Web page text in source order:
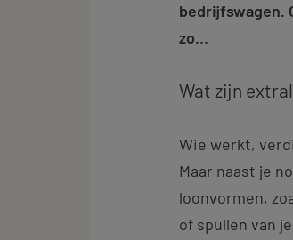
bedrijfswagen.
zo…
Wat zijn
Wie werkt,
Maar naast je
loonvormen,
of spullen van